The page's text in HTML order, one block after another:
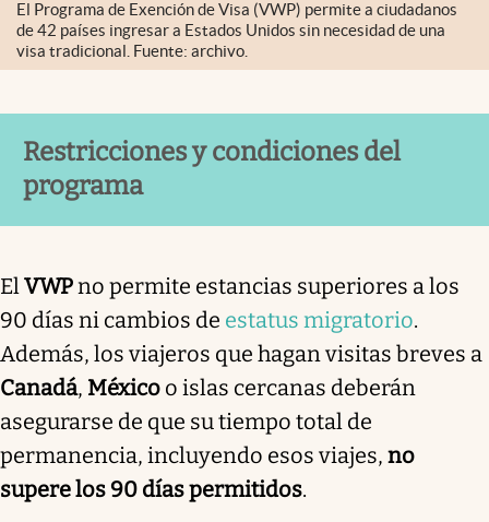
El Programa de Exención de Visa (VWP) permite a ciudadanos
de 42 países ingresar a Estados Unidos sin necesidad de una
visa tradicional. Fuente: archivo.
Restricciones y condiciones del
programa
El VWPno permite estancias superiores a los
90 días ni cambios de estatus migratorio.
Además, los viajeros que hagan visitas breves a
Canadá, México o islas cercanas deberán
asegurarse de que su tiempo total de
permanencia, incluyendo esos viajes, no
supere los 90 días permitidos.